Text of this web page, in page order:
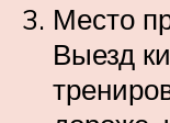
Место
Выезд